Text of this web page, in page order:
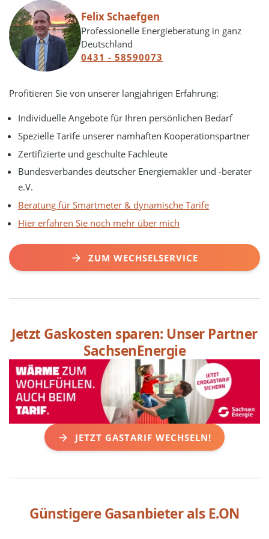
Felix Schaefgen
Professionelle Energieberatung in ganz
Deutschland
0431 - 58590073
Profitieren Sie von unserer langjährigen Erfahrung:
Individuelle Angebote für Ihren persönlichen Bedarf
Spezielle Tarife unserer namhaften Kooperationspartner
Zertifizierte und geschulte Fachleute
Bundesverbandes deutscher Energiemakler und -berater
e.V.
Beratung für Smartmeter & dynamische Tarife
Hier erfahren Sie noch mehr über mich
ZUM WECHSELSERVICE
Jetzt Gaskosten sparen: Unser Partner
SachsenEnergie
JETZT GASTARIF WECHSELN!
Günstigere Gasanbieter als E.ON